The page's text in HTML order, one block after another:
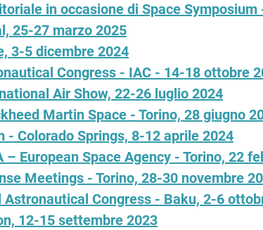
in occasione di Space
25-27 marzo 2025
3-5 dicembre 2024
Congress - IAC - 14-18 ottobre
Air Show, 22-26 luglio 2024
Martin Space - Torino, 28 giugno
- Colorado Springs, 8-12 aprile 2024
– European Space Agency - Torino, 22
Meetings - Torino, 28-30 novembre
Congress - Baku, 2-6
12-15 settembre 2023